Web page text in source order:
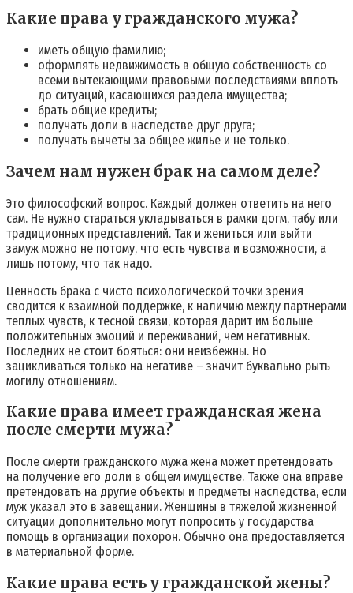
Какие права у гражданского мужа?
иметь общую фамилию;
оформлять недвижимость в общую собственность со
всеми вытекающими правовыми последствиями вплоть
до ситуаций, касающихся раздела имущества;
брать общие кредиты;
получать доли в наследстве друг друга;
получать вычеты за общее жилье и не только.
Зачем нам нужен брак на самом деле?
Это философский вопрос. Каждый должен ответить на него
сам. Не нужно стараться укладываться в рамки догм, табу или
традиционных представлений. Так и жениться или выйти
замуж можно не потому, что есть чувства и возможности, а
лишь потому, что так надо.
Ценность брака с чисто психологической точки зрения
сводится к взаимной поддержке, к наличию между партнерами
теплых чувств, к тесной связи, которая дарит им больше
положительных эмоций и переживаний, чем негативных.
Последних не стоит бояться: они неизбежны. Но
зацикливаться только на негативе – значит буквально рыть
могилу отношениям.
Какие права имеет гражданская жена
после смерти мужа?
После смерти гражданского мужа жена может претендовать
на получение его доли в общем имуществе. Также она вправе
претендовать на другие объекты и предметы наследства, если
муж указал это в завещании. Женщины в тяжелой жизненной
ситуации дополнительно могут попросить у государства
помощь в организации похорон. Обычно она предоставляется
в материальной форме.
Какие права есть у гражданской жены?